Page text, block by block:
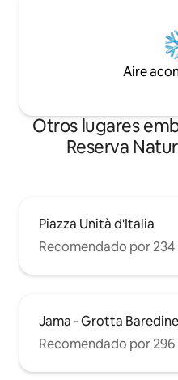
Aire
Otros lugares
Reserva
Piazza Unità d'Italia
Recomendado por
Jama - Grotta Baredine
Recomendado por